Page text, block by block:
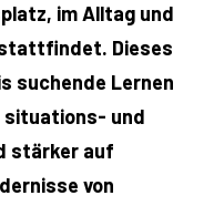
im Alltag und
Dieses
suchende Lernen
und
stärker auf
von